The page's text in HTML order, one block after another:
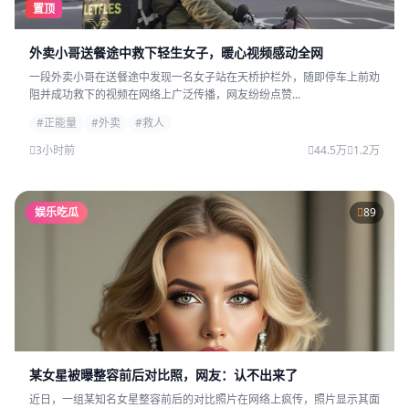
置顶
外卖小哥送餐途中救下轻生女子，暖心视频感动全网
一段外卖小哥在送餐途中发现一名女子站在天桥护栏外，随即停车上前劝
阻并成功救下的视频在网络上广泛传播，网友纷纷点赞...
#正能量
#外卖
#救人
3小时前
44.5万 1.2万
娱乐吃瓜 89
某女星被曝整容前后对比照，网友：认不出来了
近日，一组某知名女星整容前后的对比照片在网络上疯传，照片显示其面